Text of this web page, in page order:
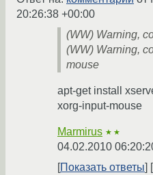
20:26:38 +00:00
(WW) Warning,
(WW) Warning,
mouse
apt-get install
xorg-input-mouse
Marmirus ★★
04.02.2010
Показать ответы